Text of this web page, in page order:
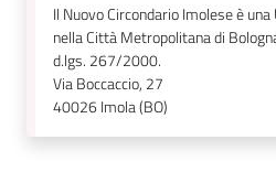
Il Nuovo Circondario Imolese è
nella Città Metropolitana di
d.lgs. 267/2000.
Via Boccaccio, 27
40026Imola (BO)